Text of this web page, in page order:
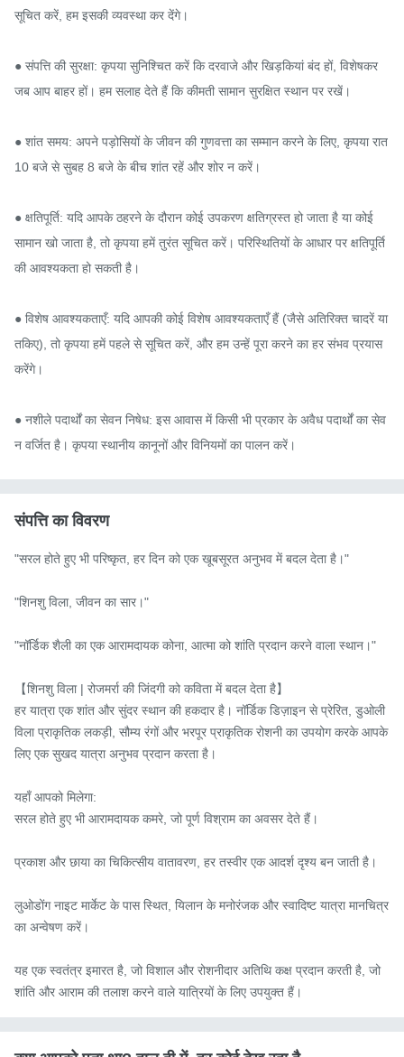
सूचित करें, हम इसकी व्यवस्था कर देंगे।
● संपत्ति की सुरक्षा: कृपया सुनिश्चित करें कि दरवाजे और खिड़कियां बंद हों, विशेषकर
जब आप बाहर हों। हम सलाह देते हैं कि कीमती सामान सुरक्षित स्थान पर रखें।
● शांत समय: अपने पड़ोसियों के जीवन की गुणवत्ता का सम्मान करने के लिए, कृपया रात
10 बजे से सुबह 8 बजे के बीच शांत रहें और शोर न करें।
● क्षतिपूर्ति: यदि आपके ठहरने के दौरान कोई उपकरण क्षतिग्रस्त हो जाता है या कोई
सामान खो जाता है, तो कृपया हमें तुरंत सूचित करें। परिस्थितियों के आधार पर क्षतिपूर्ति
की आवश्यकता हो सकती है।
● विशेष आवश्यकताएँ: यदि आपकी कोई विशेष आवश्यकताएँ हैं (जैसे अतिरिक्त चादरें या
तकिए), तो कृपया हमें पहले से सूचित करें, और हम उन्हें पूरा करने का हर संभव प्रयास
करेंगे।
● नशीले पदार्थों का सेवन निषेध: इस आवास में किसी भी प्रकार के अवैध पदार्थों का सेव
न वर्जित है। कृपया स्थानीय कानूनों और विनियमों का पालन करें।
संपत्ति का विवरण
"सरल होते हुए भी परिष्कृत, हर दिन को एक खूबसूरत अनुभव में बदल देता है।"
"शिनशु विला, जीवन का सार।"
"नॉर्डिक शैली का एक आरामदायक कोना, आत्मा को शांति प्रदान करने वाला स्थान।"
【शिनशु विला | रोजमर्रा की जिंदगी को कविता में बदल देता है】
हर यात्रा एक शांत और सुंदर स्थान की हकदार है। नॉर्डिक डिज़ाइन से प्रेरित, डुओली
विला प्राकृतिक लकड़ी, सौम्य रंगों और भरपूर प्राकृतिक रोशनी का उपयोग करके आपके
लिए एक सुखद यात्रा अनुभव प्रदान करता है।
यहाँ आपको मिलेगा:
सरल होते हुए भी आरामदायक कमरे, जो पूर्ण विश्राम का अवसर देते हैं।
प्रकाश और छाया का चिकित्सीय वातावरण, हर तस्वीर एक आदर्श दृश्य बन जाती है।
लुओडोंग नाइट मार्केट के पास स्थित, यिलान के मनोरंजक और स्वादिष्ट यात्रा मानचित्र
का अन्वेषण करें।
यह एक स्वतंत्र इमारत है, जो विशाल और रोशनीदार अतिथि कक्ष प्रदान करती है, जो
शांति और आराम की तलाश करने वाले यात्रियों के लिए उपयुक्त हैं।